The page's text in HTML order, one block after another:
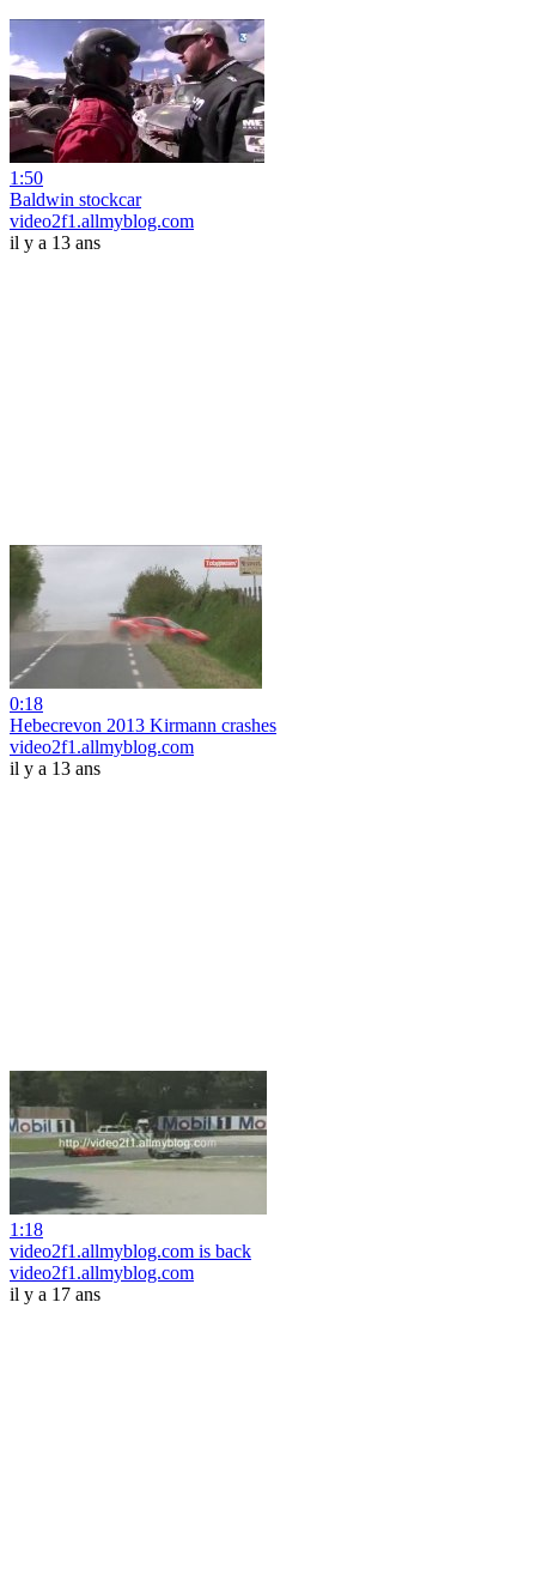
1:50
Baldwin stockcar
video2f1.allmyblog.com
il y a 13 ans
0:18
Hebecrevon 2013 Kirmann crashes
video2f1.allmyblog.com
il y a 13 ans
1:18
video2f1.allmyblog.com is back
video2f1.allmyblog.com
il y a 17 ans